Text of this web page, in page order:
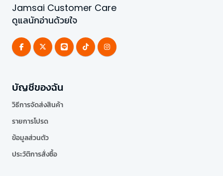
Jamsai Customer Care
ดูแลนักอ่านด้วยใจ
บัญชีของฉัน
วิธีการจัดส่งสินค้า
รายการโปรด
ข้อมูลส่วนตัว
ประวัติการสั่งซื้อ